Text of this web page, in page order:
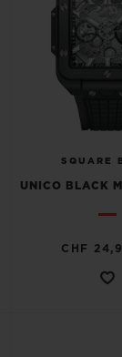
SQUARE
UNICO BLACK
CHF